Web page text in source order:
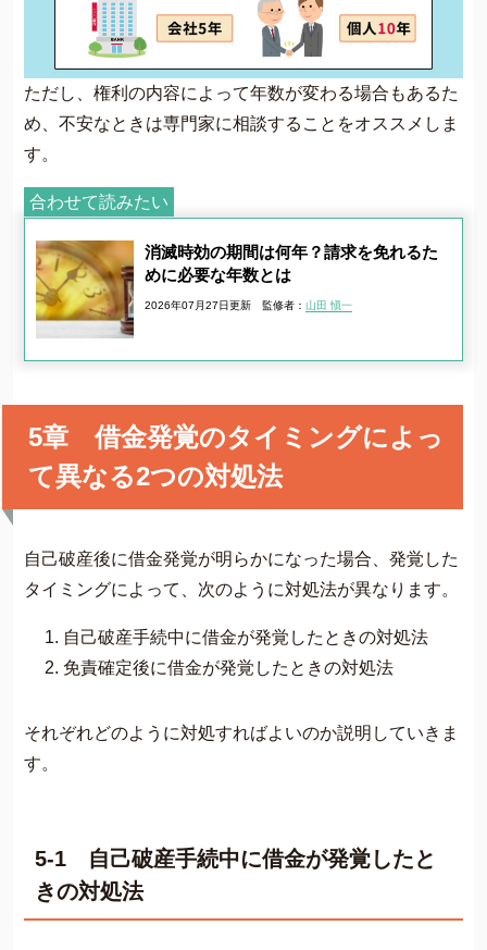
ただし、権利の内容によって年数が変わる場合もあるた
め、不安なときは専門家に相談することをオススメしま
す。
合わせて読みたい
消滅時効の期間は何年？請求を免れるた
めに必要な年数とは
2026年07月27日更新 監修者： 山田 愼一
5章 借金発覚のタイミングによっ
て異なる2つの対処法
自己破産後に借金発覚が明らかになった場合、発覚した
タイミングによって、次のように対処法が異なります。
自己破産手続中に借金が発覚したときの対処法
免責確定後に借金が発覚したときの対処法
それぞれどのように対処すればよいのか説明していきま
す。
5-1 自己破産手続中に借金が発覚したと
きの対処法